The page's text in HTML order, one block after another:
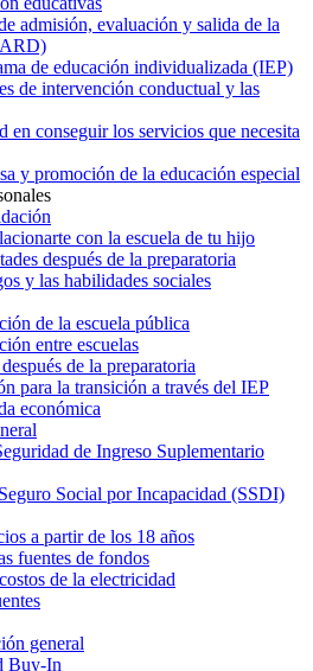
admisión, evaluación y salida de la
de educación individualizada (IEP)
de intervención conductual y las
en conseguir los servicios que necesita
y promoción de la educación especial
con la escuela de tu hijo
después de la preparatoria
y las habilidades sociales
de la escuela pública
entre escuelas
de la preparatoria
para la transición a través del IEP
económica
de Ingreso Suplementario
Social por Incapacidad (SSDI)
a partir de los 18 años
fuentes de fondos
de la electricidad
general
Buy-In